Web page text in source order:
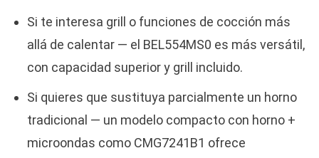
Si te interesa grill o funciones de cocción más
allá de calentar — el BEL554MS0 es más versátil,
con capacidad superior y grill incluido.
Si quieres que sustituya parcialmente un horno
tradicional — un modelo compacto con horno +
microondas como CMG7241B1 ofrece